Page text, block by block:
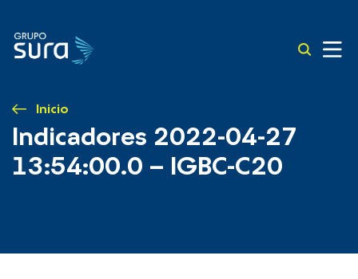
Inicio
Indicadores 2022-04-27
13:54:00.0 – IGBC-C20